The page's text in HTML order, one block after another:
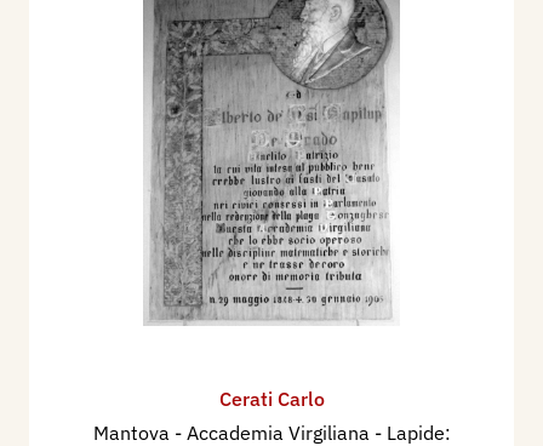
Cerati Carlo
Mantova - Accademia Virgiliana - Lapide: